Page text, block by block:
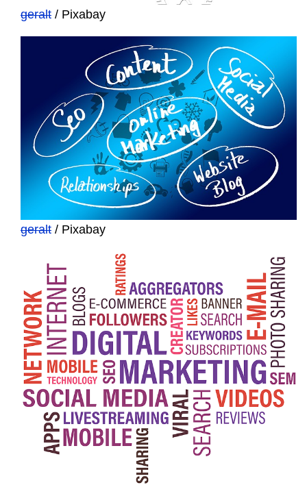
geralt / Pixabay
geralt / Pixabay